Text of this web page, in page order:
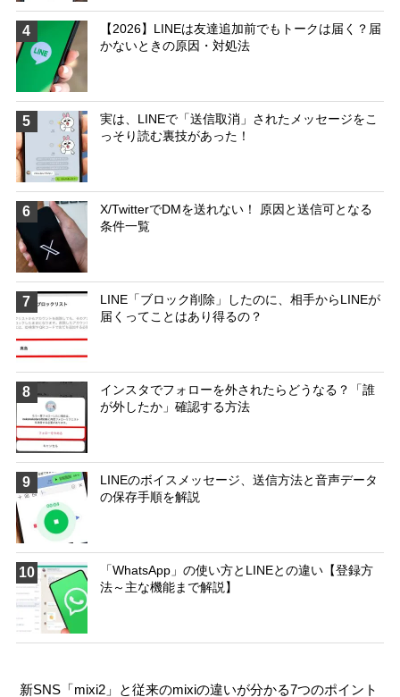
4
【2026】LINEは友達追加前でもトークは届く？届
かないときの原因・対処法
5
実は、LINEで「送信取消」されたメッセージをこ
っそり読む裏技があった！
6
X/TwitterでDMを送れない！ 原因と送信可となる
条件一覧
7
LINE「ブロック削除」したのに、相手からLINEが
届くってことはあり得るの？
8
インスタでフォローを外されたらどうなる？「誰
が外したか」確認する方法
9
LINEのボイスメッセージ、送信方法と音声データ
の保存手順を解説
10
「WhatsApp」の使い方とLINEとの違い【登録方
法～主な機能まで解説】
新SNS「mixi2」と従来のmixiの違いが分かる7つのポイント